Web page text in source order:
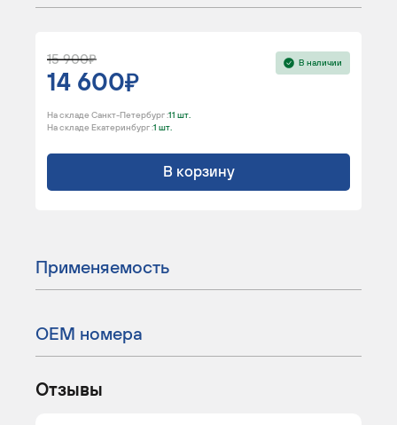
15 900
14 600
В наличии
На складе Санкт-Петербург :11 шт.
На складе Екатеринбург :1 шт.
В корзину
Применяемость
ОЕМ номера
Отзывы